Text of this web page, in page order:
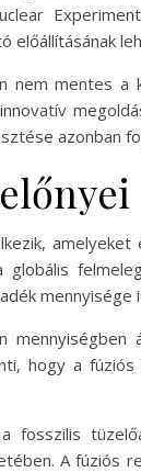
előállításának
nem mentes
azonban
hogy a
fosszilis
A fúziós